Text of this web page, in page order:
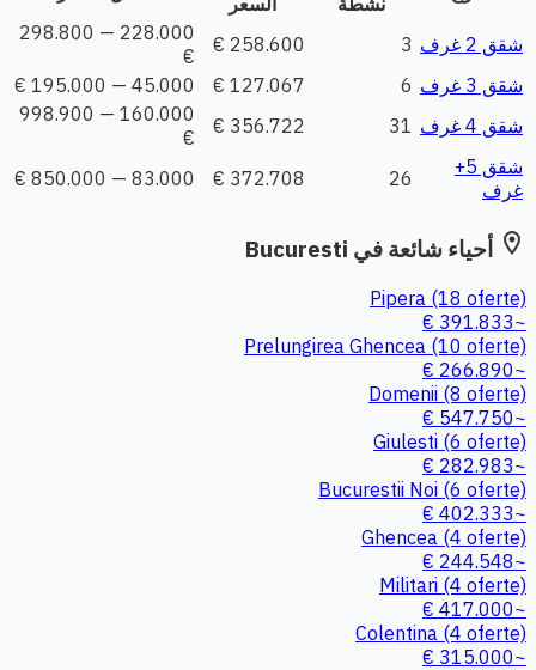
شقق 2 غرف 3
258.600 €
228.000 — 298.800
€
شقق 3 غرف
6
127.067 €
45.000 — 195.000 €
شقق 4 غرف
31
356.722 €
160.000 — 998.900
€
شقق 5+
غرف
26
372.708 €
83.000 — 850.000 €
location_on أحياء شائعة في Bucuresti
Pipera (18 oferte)
~391.833 €
Prelungirea Ghencea (10 oferte)
~266.890 €
Domenii (8 oferte)
~547.750 €
Giulesti (6 oferte)
~282.983 €
Bucurestii Noi (6 oferte)
~402.333 €
Ghencea (4 oferte)
~244.548 €
Militari (4 oferte)
~417.000 €
Colentina (4 oferte)
~315.000 €